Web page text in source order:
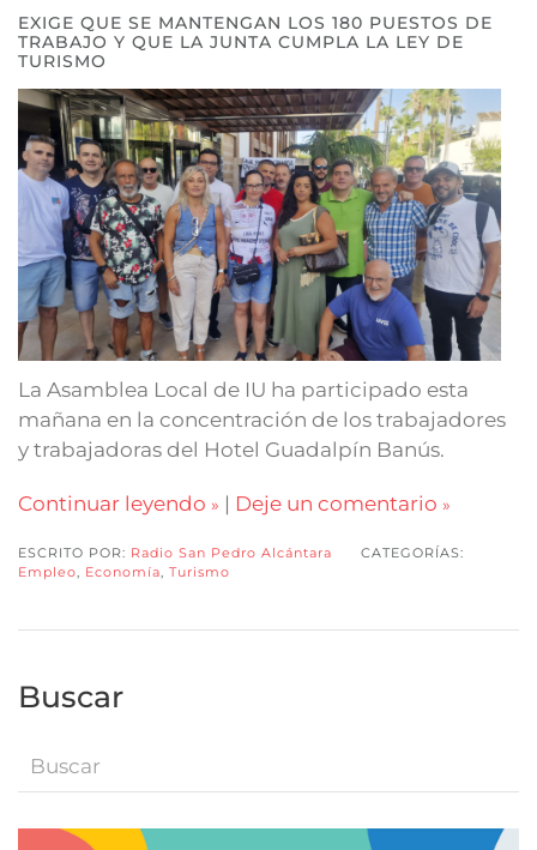
EXIGE QUE SE MANTENGAN LOS 180 PUESTOS DE
TRABAJO Y QUE LA JUNTA CUMPLA LA LEY DE
TURISMO
La Asamblea Local de IU ha participado esta
mañana en la concentración de los trabajadores
y trabajadoras del Hotel Guadalpín Banús.
Continuar leyendo | Deje un comentario
ESCRITO POR: Radio San Pedro Alcántara
CATEGORÍAS:
Empleo, Economía, Turismo
Buscar